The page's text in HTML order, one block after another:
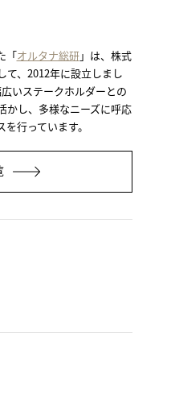
「オルタナ総研」は、株式
て、2012年に設立しまし
いステークホルダーとの
かし、多様なニーズに呼応
行っています。